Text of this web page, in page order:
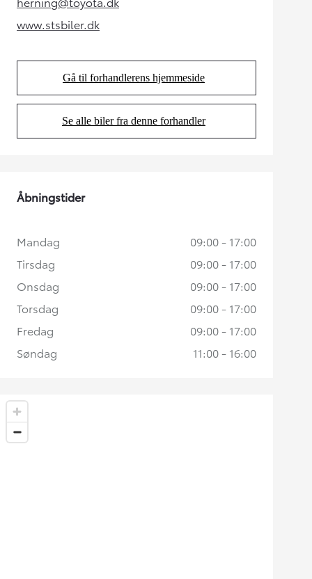
(Opens in new tab)
www.stsbiler.dk(Opens in new tab)
Gå til forhandlerens hjemmeside
(Opens in new tab)
Se alle biler fra denne forhandler
(Opens in new tab)
Åbningstider
Mandag
09:00 - 17:00
Tirsdag
09:00 - 17:00
Onsdag
09:00 - 17:00
Torsdag
09:00 - 17:00
Fredag
09:00 - 17:00
Søndag
11:00 - 16:00